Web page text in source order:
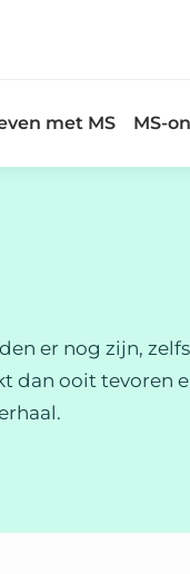
met MS MS-
er nog zijn,
dan ooit tevoren